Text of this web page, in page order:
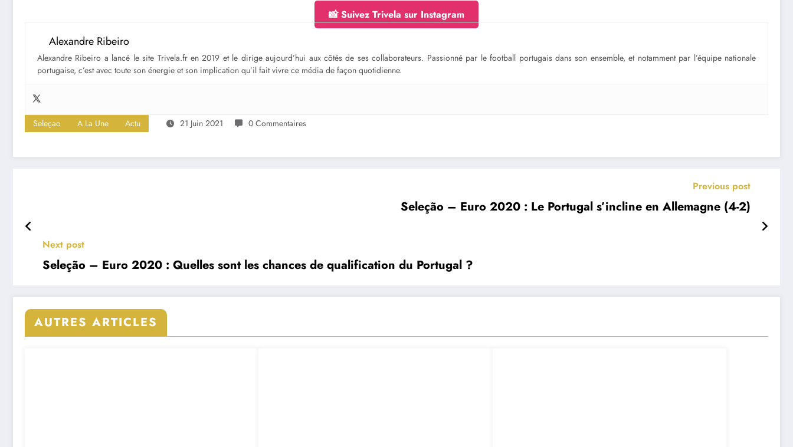
📸 Suivez Trivela sur Instagram
Alexandre Ribeiro
Alexandre Ribeiro a lancé le site Trivela.fr en 2019 et le dirige aujourd’hui aux côtés de ses collaborateurs. Passionné par le football portugais dans son ensemble, et notamment par l’équipe nationale
portugaise, c’est avec toute son énergie et son implication qu’il fait vivre ce média de façon quotidienne.
Seleçao A La Une Actu 21 Juin 2021 0 Commentaires
Previous post
Seleção – Euro 2020 : Le Portugal s’incline en Allemagne (4-2)
Next post
Seleção – Euro 2020 : Quelles sont les chances de qualification du Portugal ?
AUTRES ARTICLES